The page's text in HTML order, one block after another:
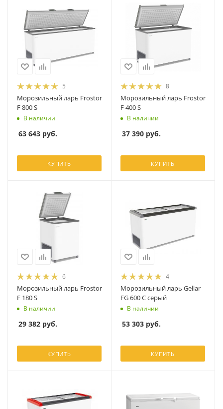
5
Морозильный ларь Frostor
F 800 S
В наличии
63 643 руб.
КУПИТЬ
8
Морозильный ларь Frostor
F 400 S
В наличии
37 390 руб.
КУПИТЬ
6
Морозильный ларь Frostor
F 180 S
В наличии
29 382 руб.
КУПИТЬ
4
Морозильный ларь Gellar
FG 600 C серый
В наличии
53 303 руб.
КУПИТЬ